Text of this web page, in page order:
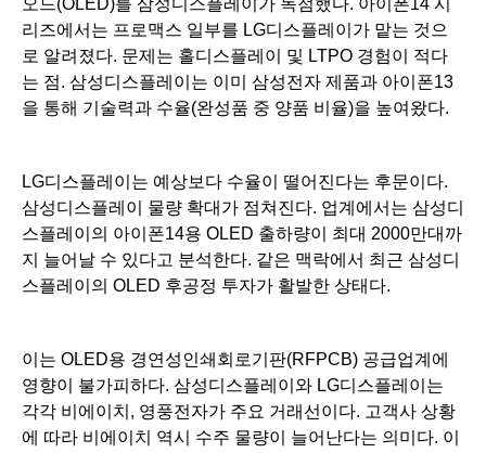
오드(OLED)를 삼성디스플레이가 독점했다. 아이폰14 시
리즈에서는 프로맥스 일부를 LG디스플레이가 맡는 것으
로 알려졌다. 문제는 홀디스플레이 및 LTPO 경험이 적다
는 점. 삼성디스플레이는 이미 삼성전자 제품과 아이폰13
을 통해 기술력과 수율(완성품 중 양품 비율)을 높여왔다.
LG디스플레이는 예상보다 수율이 떨어진다는 후문이다.
삼성디스플레이 물량 확대가 점쳐진다. 업계에서는 삼성디
스플레이의 아이폰14용 OLED 출하량이 최대 2000만대까
지 늘어날 수 있다고 분석한다. 같은 맥락에서 최근 삼성디
스플레이의 OLED 후공정 투자가 활발한 상태다.
이는 OLED용 경연성인쇄회로기판(RFPCB) 공급업계에
영향이 불가피하다. 삼성디스플레이와 LG디스플레이는
각각 비에이치, 영풍전자가 주요 거래선이다. 고객사 상황
에 따라 비에이치 역시 수주 물량이 늘어난다는 의미다. 이